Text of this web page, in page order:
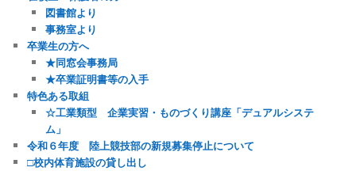
図書館より
事務室より
卒業生の方へ
★同窓会事務局
★卒業証明書等の入手
特色ある取組
☆工業類型 企業実習・ものづくり講座「デュアルシステ
ム」
令和６年度 陸上競技部の新規募集停止について
□校内体育施設の貸し出し